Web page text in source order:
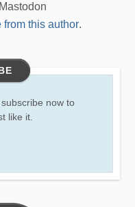
from this author.
now to
like it.